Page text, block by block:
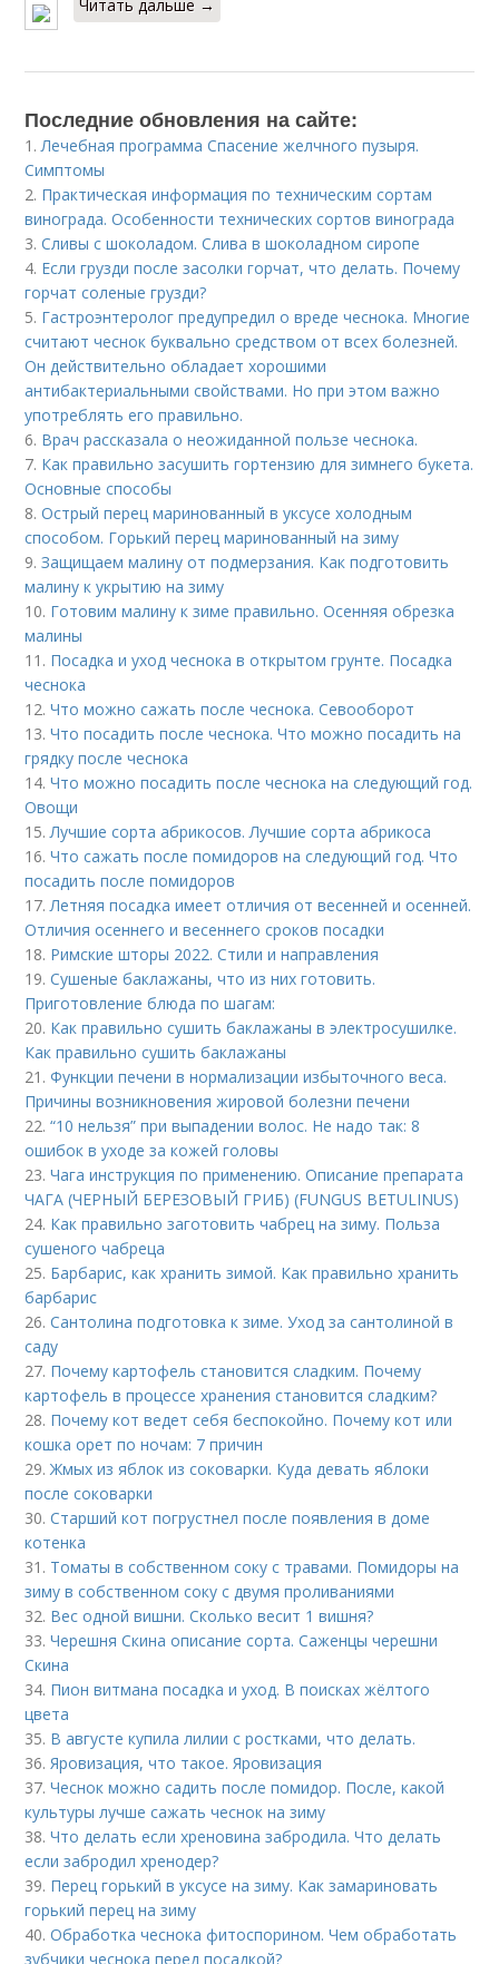
Читать дальше →
Последние обновления на сайте:
1.Лечебная программа Спасение желчного пузыря.
Симптомы
2. Практическая информация по техническим сортам
винограда. Особенности технических сортов винограда
3.Сливы с шоколадом. Слива в шоколадном сиропе
4. Если грузди после засолки горчат, что делать. Почему
горчат соленые грузди?
5. Гастроэнтеролог предупредил о вреде чеснока. Многие
считают чеснок буквально средством от всех болезней.
Он действительно обладает хорошими
антибактериальными свойствами. Но при этом важно
употреблять его правильно.
6. Врач рассказала о неожиданной пользе чеснока.
7. Как правильно засушить гортензию для зимнего букета.
Основные способы
8.Острый перец маринованный в уксусе холодным
способом. Горький перец маринованный на зиму
9.Защищаем малину от подмерзания. Как подготовить
малину к укрытию на зиму
10. Готовим малину к зиме правильно. Осенняя обрезка
малины
11. Посадка и уход чеснока в открытом грунте. Посадка
чеснока
12.Что можно сажать после чеснока. Севооборот
13.Что посадить после чеснока. Что можно посадить на
грядку после чеснока
14.Что можно посадить после чеснока на следующий год.
Овощи
15.Лучшие сорта абрикосов. Лучшие сорта абрикоса
16.Что сажать после помидоров на следующий год. Что
посадить после помидоров
17.Летняя посадка имеет отличия от весенней и осенней.
Отличия осеннего и весеннего сроков посадки
18. Римские шторы 2022. Стили и направления
19.Сушеные баклажаны, что из них готовить.
Приготовление блюда по шагам:
20. Как правильно сушить баклажаны в электросушилке.
Как правильно сушить баклажаны
21.Функции печени в нормализации избыточного веса.
Причины возникновения жировой болезни печени
22.“10 нельзя” при выпадении волос. Не надо так: 8
ошибок в уходе за кожей головы
23.Чага инструкция по применению. Описание препарата
ЧАГА (ЧЕРНЫЙ БЕРЕЗОВЫЙ ГРИБ) (FUNGUS BETULINUS)
24. Как правильно заготовить чабрец на зиму. Польза
сушеного чабреца
25. Барбарис, как хранить зимой. Как правильно хранить
барбарис
26.Сантолина подготовка к зиме. Уход за сантолиной в
саду
27. Почему картофель становится сладким. Почему
картофель в процессе хранения становится сладким?
28. Почему кот ведет себя беспокойно. Почему кот или
кошка орет по ночам: 7 причин
29.Жмых из яблок из соковарки. Куда девать яблоки
после соковарки
30.Старший кот погрустнел после появления в доме
котенка
31. Томаты в собственном соку с травами. Помидоры на
зиму в собственном соку с двумя проливаниями
32. Вес одной вишни. Сколько весит 1 вишня?
33.Черешня Скина описание сорта. Саженцы черешни
Скина
34. Пион витмана посадка и уход. В поисках жёлтого
цвета
35. В августе купила лилии с ростками, что делать.
36.Яровизация, что такое. Яровизация
37.Чеснок можно садить после помидор. После, какой
культуры лучше сажать чеснок на зиму
38.Что делать если хреновина забродила. Что делать
если забродил хренодер?
39. Перец горький в уксусе на зиму. Как замариновать
горький перец на зиму
40.Обработка чеснока фитоспорином. Чем обработать
зубчики чеснока перед посадкой?